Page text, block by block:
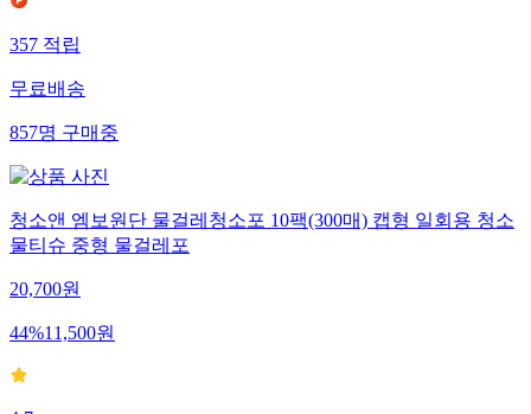
357적립
무료배송
857명구매중
청소앤 엠보원단 물걸레청소포 10팩(300매) 캡형 일회용 청소
물티슈 중형 물걸레포
20,700원
44%11,500원